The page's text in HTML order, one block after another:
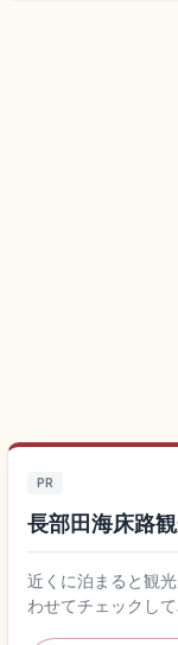
PR
長部田海床路
近くに泊まると観
わせてチェックして